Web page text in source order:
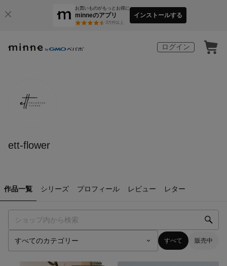
お買いものがもっとお得に
minneのアプリ
3万件以上
インストールする
ログイン
ett-flower
作品一覧 シリーズ プロフィール レビュー レター
すべて 販売中